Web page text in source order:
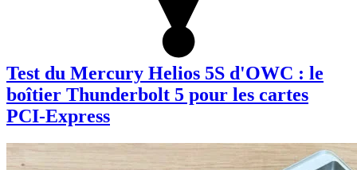
Test du Mercury Helios 5S d'OWC : le
boîtier Thunderbolt 5 pour les cartes
PCI-Express